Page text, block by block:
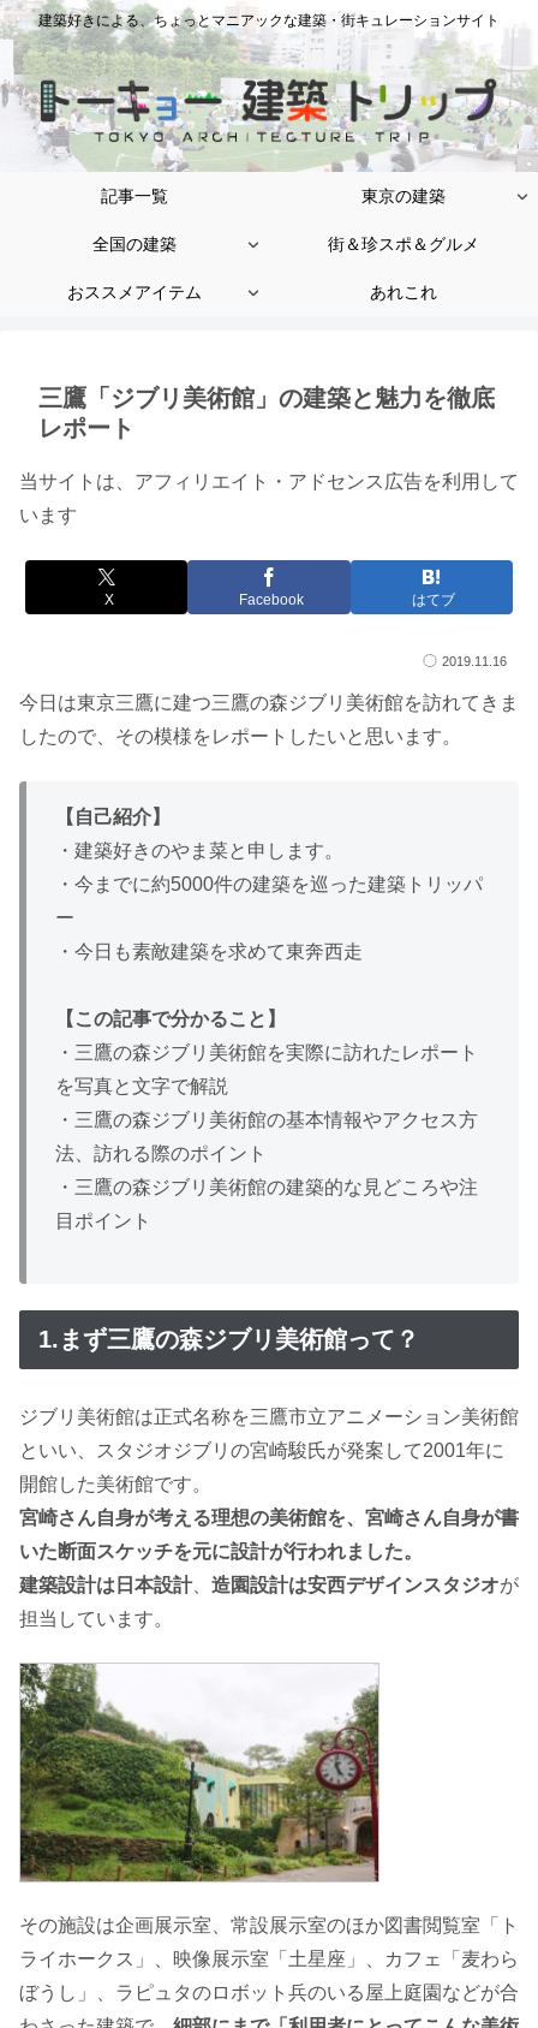
建築好きによる、ちょっとマニアックな建築・街キュレーションサイト
記事一覧 東京の建築
全国の建築 街＆珍スポ＆グルメ
おススメアイテム あれこれ
三鷹「ジブリ美術館」の建築と魅力を徹底
レポート
当サイトは、アフィリエイト・アドセンス広告を利用して
います
X Facebook はてブ
2019.11.16
今日は東京三鷹に建つ三鷹の森ジブリ美術館を訪れてきま
したので、その模様をレポートしたいと思います。
【自己紹介】
・建築好きのやま菜と申します。
・今までに約5000件の建築を巡った建築トリッパ
ー
・今日も素敵建築を求めて東奔西走
【この記事で分かること】
・三鷹の森ジブリ美術館を実際に訪れたレポート
を写真と文字で解説
・三鷹の森ジブリ美術館の基本情報やアクセス方
法、訪れる際のポイント
・三鷹の森ジブリ美術館の建築的な見どころや注
目ポイント
1.まず三鷹の森ジブリ美術館って？
ジブリ美術館は正式名称を三鷹市立アニメーション美術館
といい、スタジオジブリの宮崎駿氏が発案して2001年に
開館した美術館です。
宮崎さん自身が考える理想の美術館を、宮崎さん自身が書
いた断面スケッチを元に設計が行われました。
建築設計は日本設計、 造園設計は安西デザインスタジオが
担当しています。
その施設は企画展示室、常設展示室のほか図書閲覧室「ト
ライホークス」、映像展示室「土星座」、カフェ「麦わら
ぼうし」、ラピュタのロボット兵のいる屋上庭園などが合